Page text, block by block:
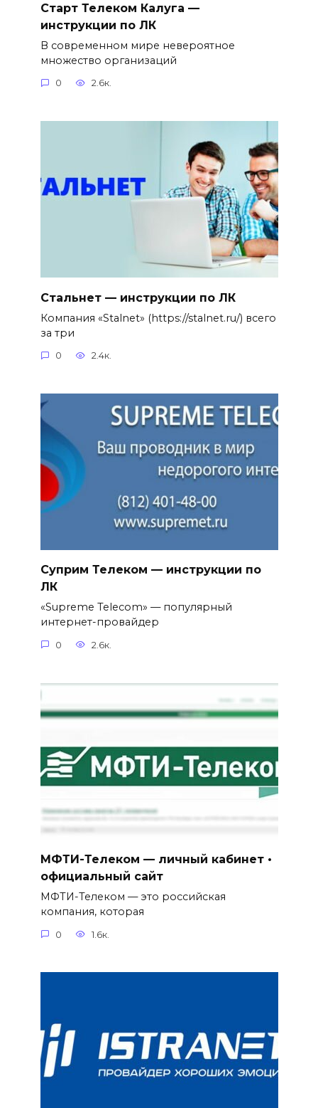
Старт Телеком Калуга —
инструкции по ЛК
В современном мире невероятное
множество организаций
0 2.6к.
Стальнет — инструкции по ЛК
Компания «Stalnet» (https://stalnet.ru/) всего
за три
0 2.4к.
Суприм Телеком — инструкции по
ЛК
«Supreme Telecom» — популярный
интернет-провайдер
0 2.6к.
МФТИ-Телеком — личный кабинет •
официальный сайт
МФТИ-Телеком — это российская
компания, которая
0 1.6к.